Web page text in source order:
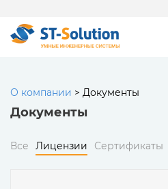
О компании > Документы
Документы
Все Лицензии Сертификаты